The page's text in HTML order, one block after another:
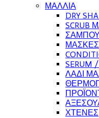
ΜΑΛΛΙΑ
DRY
SCRUB
ΛΑΔΙ
ΧΤΕΝΕΣ